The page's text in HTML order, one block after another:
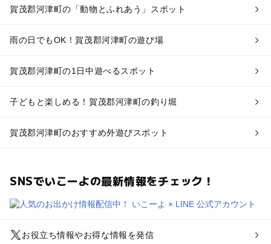
賀茂郡河津町の「動物とふれあう」スポット
雨の日でもOK！賀茂郡河津町の遊び場
賀茂郡河津町の1日中遊べるスポット
子どもと楽しめる！賀茂郡河津町の釣り堀
賀茂郡河津町のおすすめ外遊びスポット
SNSでいこーよの最新情報をチェック！
お役立ち情報やお得な情報を発信